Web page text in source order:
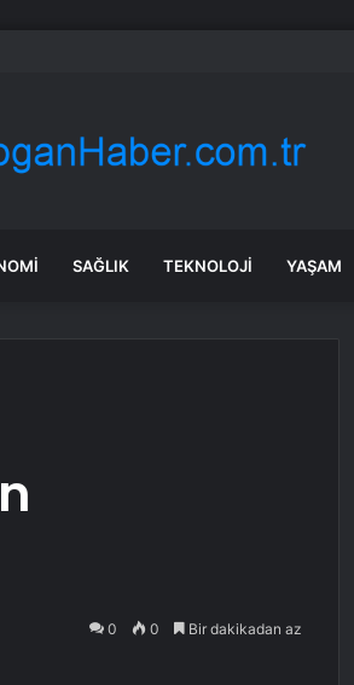
SAĞLIK TEKNOLOJI YAŞAM
0 0 Bir dakikadan az